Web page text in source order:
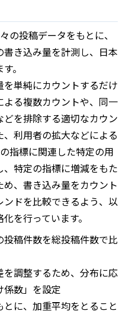
投稿データをもとに、
き込み量を計測し、日本
。
単純にカウントするだけ
る複数カウントや、同一
を排除する適切なカウン
利用者の拡大などによる
指標に関連した特定の用
特定の指標に増減をもた
、書き込み量をカウント
ドを比較できるよう、以
を行っています。
稿件数を総投稿件数で比
調整するため、分布に応
係数」を設定
に、加重平均をとること